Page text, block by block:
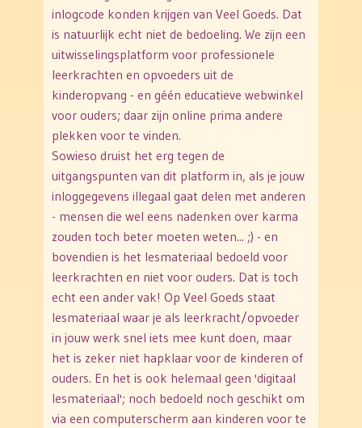
inlogcode konden krijgen van Veel Goeds. Dat
is natuurlijk echt niet de bedoeling. We zijn een
uitwisselingsplatform voor professionele
leerkrachten en opvoeders uit de
kinderopvang - en géén educatieve webwinkel
voor ouders; daar zijn online prima andere
plekken voor te vinden.
Sowieso druist het erg tegen de
uitgangspunten van dit platform in, als je jouw
inloggegevens illegaal gaat delen met anderen
- mensen die wel eens nadenken over karma
zouden toch beter moeten weten... ;) - en
bovendien is het lesmateriaal bedoeld voor
leerkrachten en niet voor ouders. Dat is toch
echt een ander vak! Op Veel Goeds staat
lesmateriaal waar je als leerkracht/opvoeder
in jouw werk snel iets mee kunt doen, maar
het is zeker niet hapklaar voor de kinderen of
ouders. En het is ook helemaal geen 'digitaal
lesmateriaal'; noch bedoeld noch geschikt om
via een computerscherm aan kinderen voor te